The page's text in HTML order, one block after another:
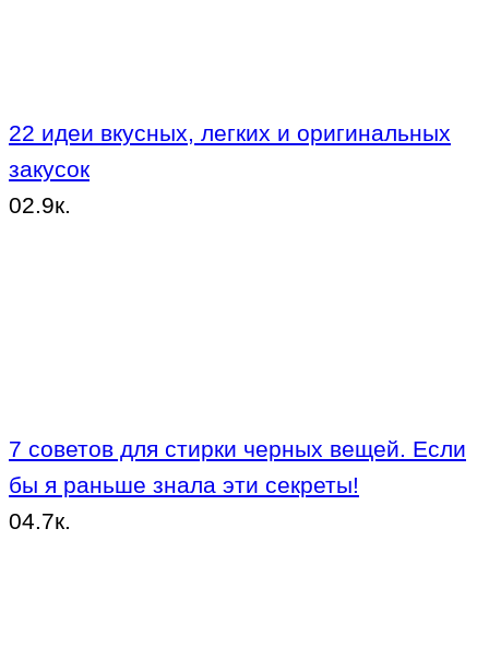
22 идеи вкусных, легких и оригинальных
закусок
02.9к.
7 советов для стирки черных вещей. Если
бы я раньше знала эти секреты!
04.7к.